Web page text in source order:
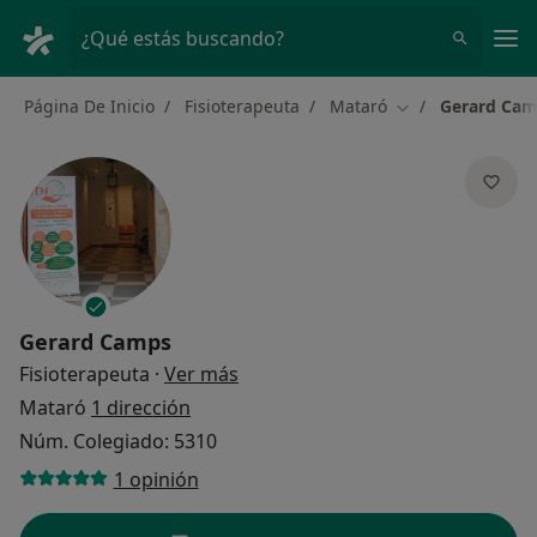
¿Qué estás buscando?
Página De Inicio Fisioterapeuta Mataró Cambiar de
Gerard
Gerard Camps
Fisioterapeuta · Ver más
Mataró 1 dirección
Núm. Colegiado: 5310
1 opinión